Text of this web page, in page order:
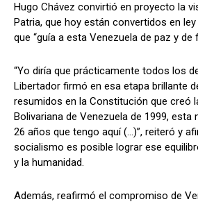
Hugo Chávez convirtió en proyecto la
Patria, que hoy están convertidos en
que “guía a esta Venezuela de paz y de
“Yo diría que prácticamente todos los
Libertador firmó en esa etapa brillante
resumidos en la Constitución que creó
Bolivariana de Venezuela de 1999, esta
26 años que tengo aquí (…)”, reiteró y
socialismo es posible lograr ese
y la humanidad.
Además, reafirmó el compromiso de